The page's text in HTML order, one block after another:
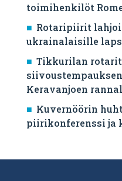
toimihenkilöt
Rotaripiirit
ukrainalaisille
Tikkurilan
Keravanjoen
Kuvernöörin
piirikonferenssi ja